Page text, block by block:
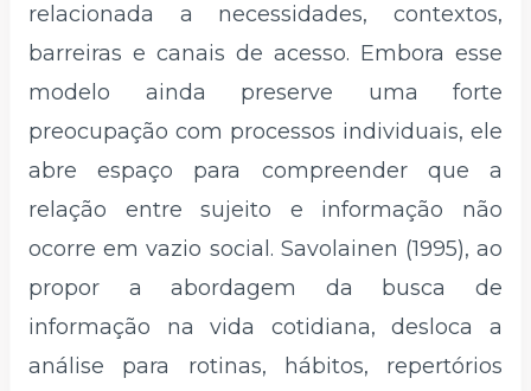
relacionada a necessidades, contextos,
barreiras e canais de acesso. Embora esse
modelo ainda preserve uma forte
preocupação com processos individuais, ele
abre espaço para compreender que a
relação entre sujeito e informação não
ocorre em vazio social. Savolainen (1995), ao
propor a abordagem da busca de
informação na vida cotidiana, desloca a
análise para rotinas, hábitos, repertórios